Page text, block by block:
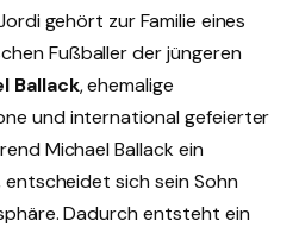
gehört zur Familie eines
Fußballer der jüngeren
Ballack, ehemalige
und international gefeierter
Michael Ballack ein
sich sein Sohn
Dadurch entsteht ein